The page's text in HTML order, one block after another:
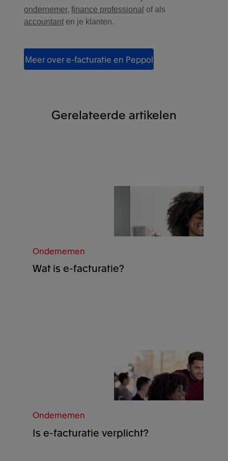
ondernemer, finance professional of als
accountant en je klanten.
Meer over e-facturatie en Peppol
Gerelateerde artikelen
Ondernemen
Wat is e-facturatie?
Ondernemen
Is e-facturatie verplicht?